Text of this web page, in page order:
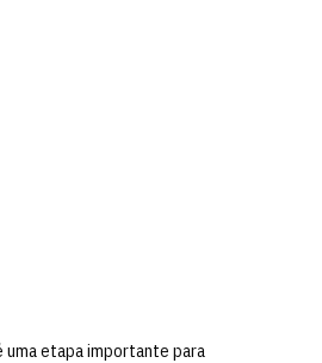
uma etapa importante para